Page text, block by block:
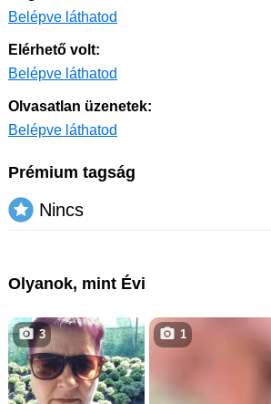
Belépve láthatod
Elérhető volt:
Belépve láthatod
Olvasatlan üzenetek:
Belépve láthatod
Prémium tagság
Nincs
Olyanok, mint Évi
3 1